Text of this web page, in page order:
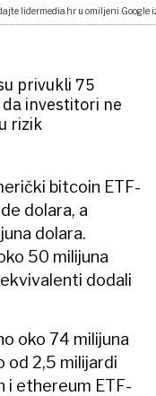
lidermedia.hr u omiljeni Google
privukli 75
investitori ne
rizik
bitcoin ETF-
dolara, a
dolara.
50 milijuna
dodali
oko 74 milijuna
od 2,5 milijardi
i ethereum ETF-